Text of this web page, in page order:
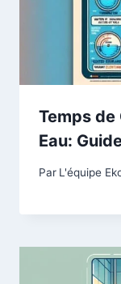
Temps de
Eau:
Par L'équipe